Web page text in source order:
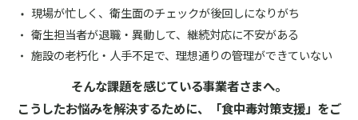
現場が忙しく、衛生面のチェックが後回しになりがち
衛生担当者が退職・異動して、継続対応に不安がある
施設の老朽化・人手不足で、理想通りの管理ができていない
そんな課題を感じている事業者さまへ。
こうしたお悩みを解決するために、「食中毒対策支援」をご